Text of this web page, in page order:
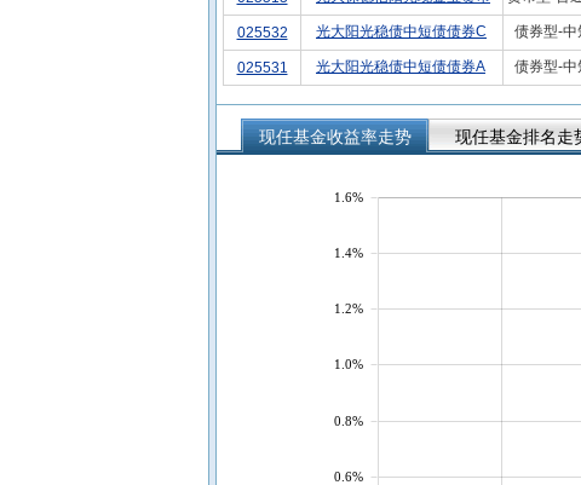
025532 光大阳光稳债中短债债券C 债券型-中
025531 光大阳光稳债中短债债券A 债券型-中
现任基金收益率走势 现任基金排名走
0.6%
0.8%
1.0%
1.2%
1.4%
1.6%